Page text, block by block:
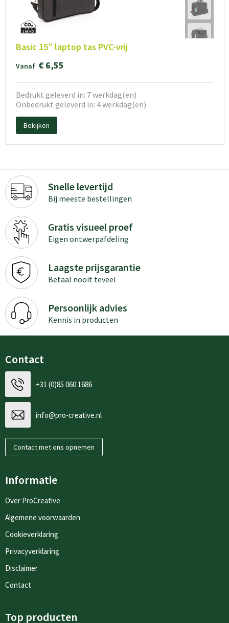
Basic 15” laptop tas PVC-vrij
Vanaf € 6,55
Bedrukt geleverd in: 7 werkdag(en)
Onbedrukt geleverd in: 4 werkdag(en)
Bekijken
Snelle levertijd
Bij meeste bestellingen
Gratis visueel proef
Eigen ontwerpafdeling
Laagste prijsgarantie
Betaal nooit teveel
Persoonlijk advies
Kennis in producten
Contact
+31 (0)85 060 1686
info@pro-creative.nl
Contact met ons opnemen
Informatie
Over ProCreative
Algemene voorwaarden
Cookieverklaring
Privacyverklaring
Disclaimer
Contact
Top producten